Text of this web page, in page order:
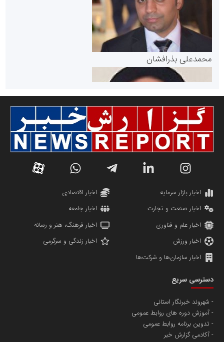
پایگاه خبری گفتمان یزد
دانشگاه سئوی ایران
پایگاه اطلاع رسانی اعتلای نهادهای مردمی
مرجع اخبار موثق در بازارسرمایه
سازمان صنعت،معدن و تجارت
تامین آهن اسفنجی تولیدکنندگان فولاد در کشور
محمدعلی بذرافشان
مریم حاج نوروز نظری
مسعودصادقی
اخبار بازار سرمایه
اخبار اقتصادی
اخبار صنعت و تجارت
اخبار جامعه
اخبار علم و فناوری
اخبار فرهنگ، هنر و رسانه
اخبار ورزش
اخبار زندگی و سرگرمی
اخبار سازمان‌ها و شرکت‌ها
دسترسی سریع
شهروند خبرنگار استانی
آموزش دوره های روابط عمومی
تدوین برنامه روابط عمومی
آکادمی گزارش خبر